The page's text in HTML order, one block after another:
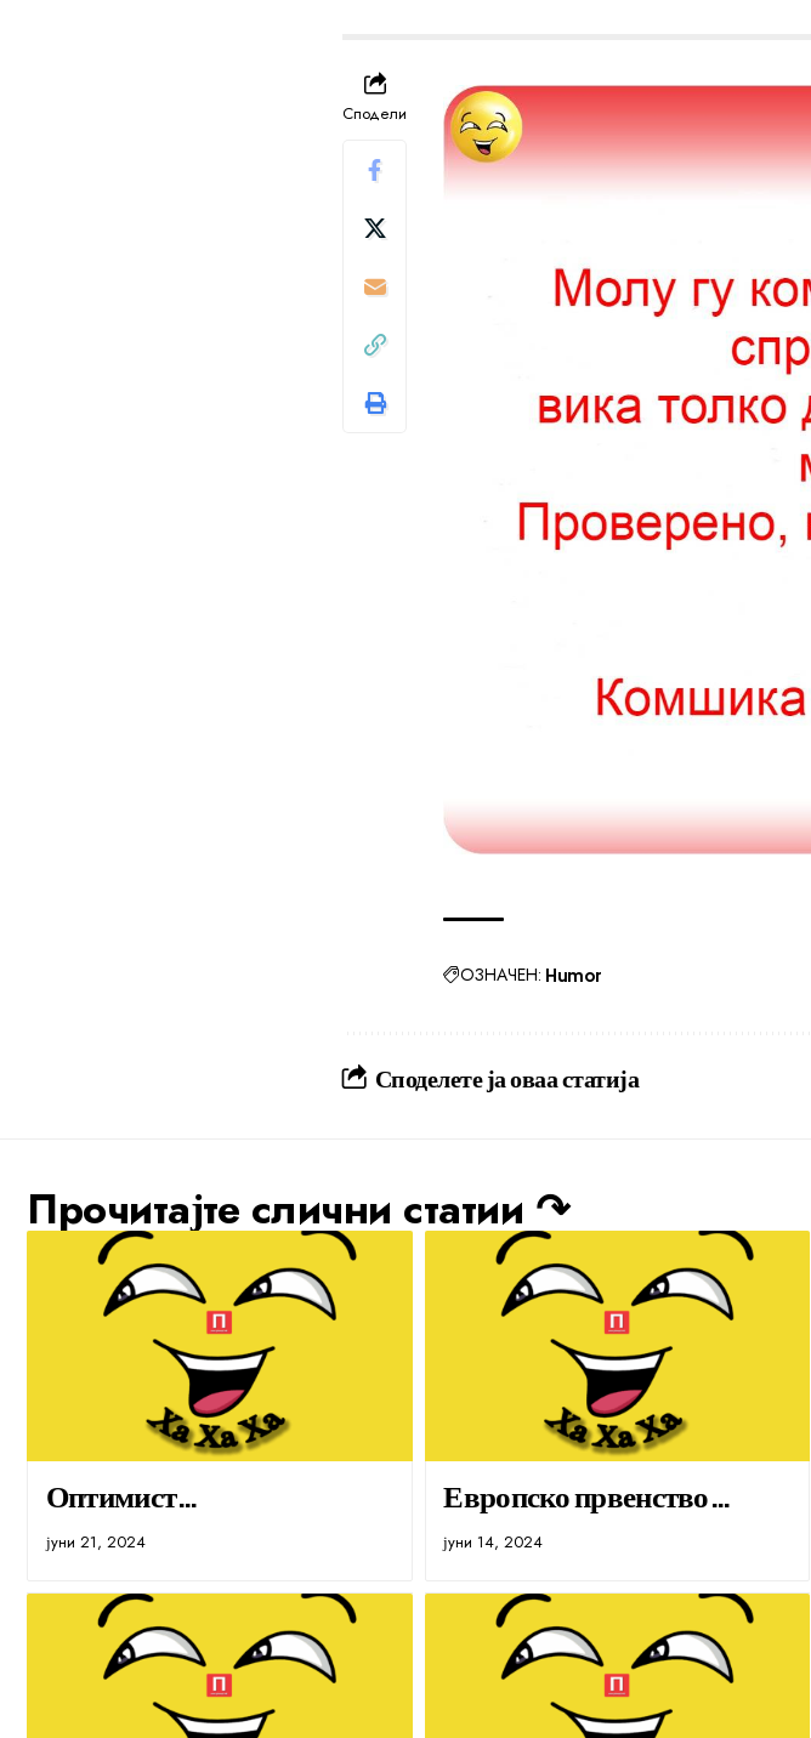
Сподели
ОЗНАЧЕН: Humor
Споделете ја оваа статија
Прочитајте слични статии ↷
Оптимист…
јуни 21, 2024
Европско првенство…
јуни 14, 2024